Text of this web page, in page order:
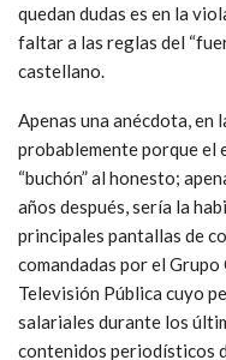
quedan dudas es en la
faltar a las reglas del
castellano.
Apenas una anécdota, en
probablemente porque el
“buchón” al honesto;
años después, sería la
principales pantallas de
comandadas por el
Televisión Pública cuyo
salariales durante los
contenidos periodísticos